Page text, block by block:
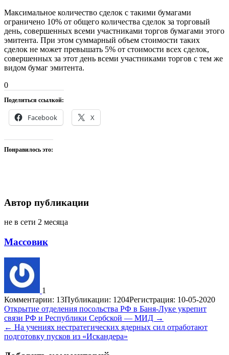
Максимальное количество сделок с такими бумагами
ограничено 10% от общего количества сделок за торговый
день, совершенных всеми участниками торгов бумагами этого
эмитента. При этом суммарный объем стоимости таких
сделок не может превышать 5% от стоимости всех сделок,
совершенных за этот день всеми участниками торгов с тем же
видом бумаг эмитента.
0
Поделиться ссылкой:
Facebook X
Понравилось это:
Автор публикации
не в сети 2 месяца
Массовик
1
Комментарии: 13Публикации: 1204Регистрация: 10-05-2020
Навигация
по
записям
Открытие отделения посольства РФ в Баня-Луке укрепит
связи РФ и Республики Сербской — МИД →
← На учениях нестратегических ядерных сил отработают
подготовку пусков из «Искандера»